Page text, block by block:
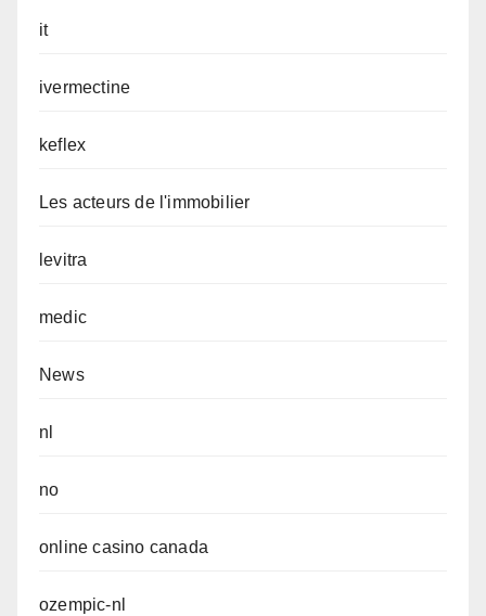
it
ivermectine
keflex
Les acteurs de l'immobilier
levitra
medic
News
nl
no
online casino canada
ozempic-nl